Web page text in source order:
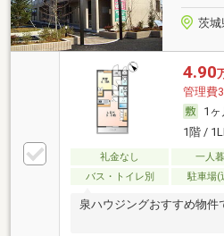
茨城
4.90
管理費
1ヶ
1階 /
礼金なし 一人
バス・トイレ別
駐車場(
泉ハウジングおすすめ物件